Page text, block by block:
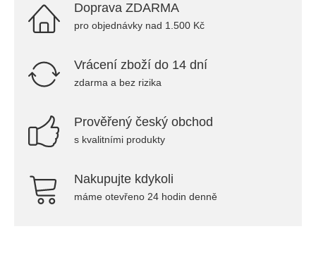
Doprava ZDARMA
pro objednávky nad 1.500 Kč
Vrácení zboží do 14 dní
zdarma a bez rizika
Prověřený český obchod
s kvalitními produkty
Nakupujte kdykoli
máme otevřeno 24 hodin denně